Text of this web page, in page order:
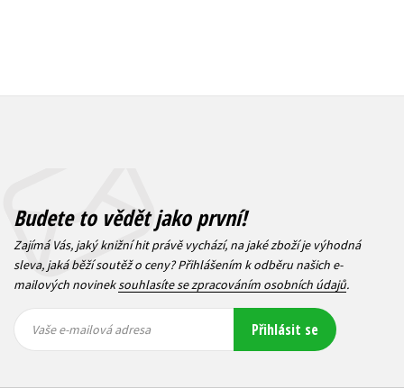
Budete to vědět jako první!
Zajímá Vás, jaký knižní hit právě vychází, na jaké zboží je výhodná
sleva, jaká běží soutěž o ceny? Přihlášením k odběru našich e-
mailových novineksouhlasíte se zpracováním osobních údajů.
mailová
mailová
Vaše e-mailová adresa Přihlásit se